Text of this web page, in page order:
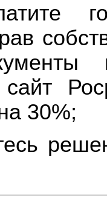
30%;